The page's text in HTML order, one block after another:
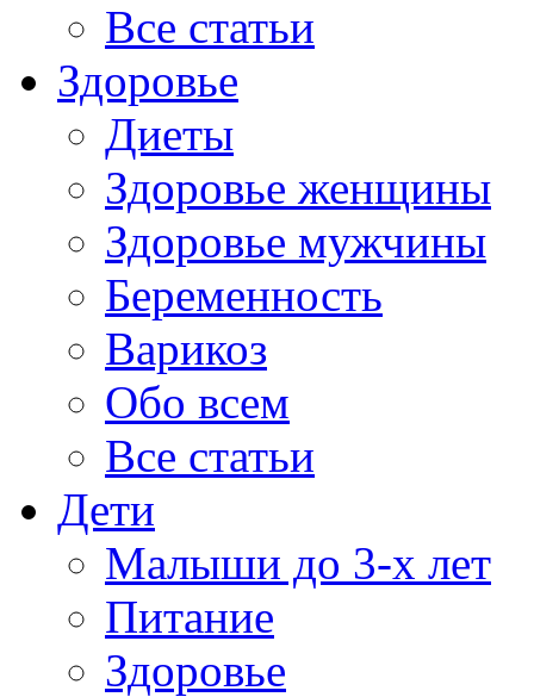
Все статьи
Здоровье
Диеты
Здоровье женщины
Здоровье мужчины
Беременность
Варикоз
Обо всем
Все статьи
Дети
Малыши до 3-х лет
Питание
Здоровье